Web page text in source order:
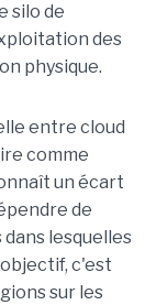
silo de
des
physique.
entre cloud
comme
un écart
de
lesquelles
c'est
sur les